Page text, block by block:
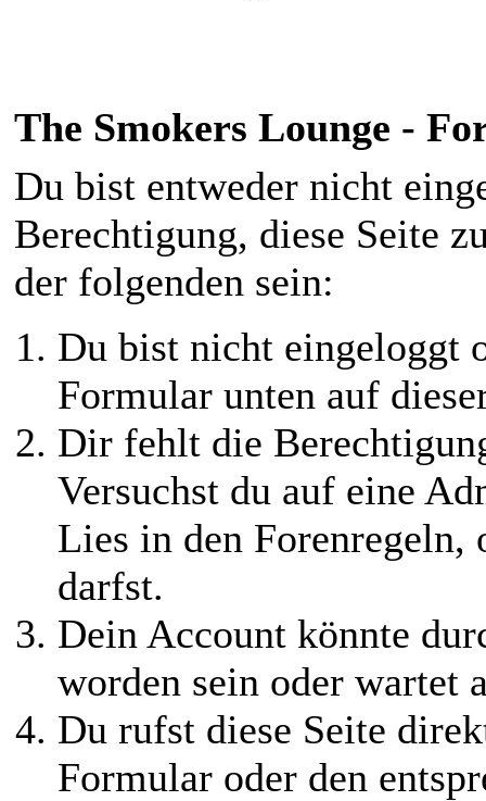
The Smokers Lounge -
Du bist entweder nicht
Berechtigung, diese Seite
der folgenden sein:
Du bist nicht eingeloggt
Formular unten auf
Dir fehlt die
Versuchst du auf eine
Lies in den Forenregeln,
darfst.
Dein Account könnte
worden sein oder wartet
Du rufst diese Seite
Formular oder den